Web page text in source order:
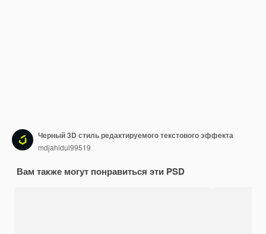
Черный 3D стиль редактируемого текстового эффекта
mdjahidul99519
Вам также могут понравиться эти PSD